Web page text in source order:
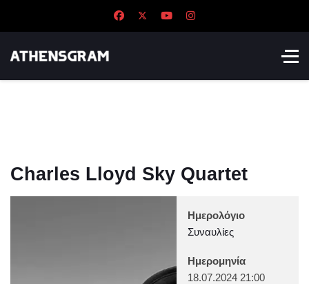
Charles Lloyd Sky Quartet
Ημερολόγιο
Συναυλίες
Ημερομηνία
18.07.2024 21:00